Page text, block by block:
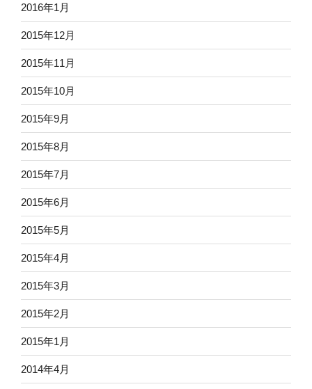
2016年1月
2015年12月
2015年11月
2015年10月
2015年9月
2015年8月
2015年7月
2015年6月
2015年5月
2015年4月
2015年3月
2015年2月
2015年1月
2014年4月